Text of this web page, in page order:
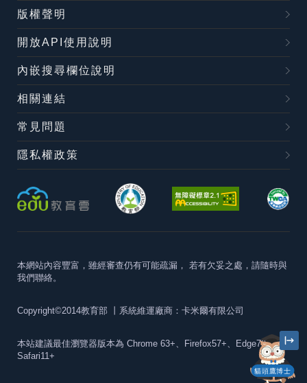
貓頭鷹博士
版權聲明
開放API使用說明
內嵌搜尋欄位說明
相關連結
常見問題
隱私權政策
本網站內容豐富，雖經審查仍有可能疏漏， 若有欠妥之處，請隨時與
我們聯絡。
Copyright©2014教育部 丨系統維運廠商：卡米爾有限公司
本站建議最佳瀏覽器版本為 Chrome 63+、Firefox57+、Edge79+及
Safari11+